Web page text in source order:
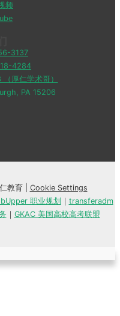
频
3137
4284
厚仁学术哥）
PA 15206
教育 | Cookie Settings
职业规划 ｜ transferadm
｜ GKAC 美国高校高考联盟